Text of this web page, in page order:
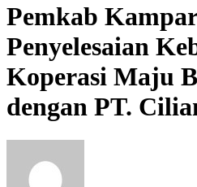
Pemkab
Penyelesaian
Koperasi Maju
dengan PT.